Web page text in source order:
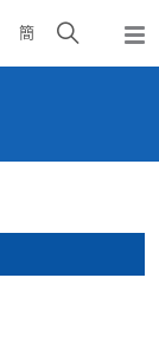
簡
開
彈
出